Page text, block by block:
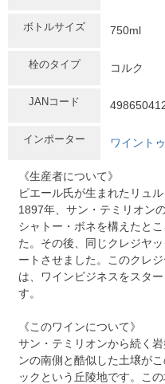
ボトルサイズ 750ml
栓のタイプ コルク
JANコード
インポーター ワイント
《生産者について》
ピエール氏が生まれたリュ
1897年、サン・テミリオン
シャトー・ボネを構えたと
た。その後、同じクレジヤ
ートさせました。このクレ
は、ワインビジネスをスタ
す。
《このワインについて》
サン・テミリオンから続く
ンの南側と酷似した土壌が
ックという丘陵地です。こ